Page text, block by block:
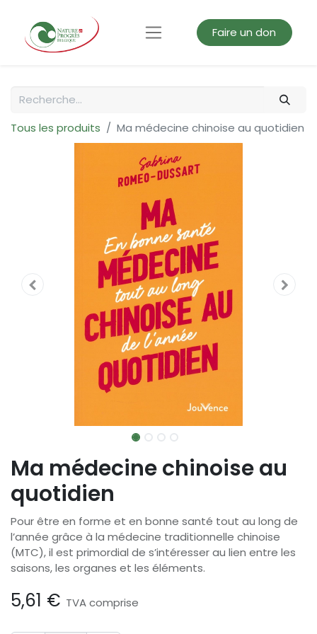
Faire un don
Tous les produits Ma médecine chinoise au quotidien
Ma médecine chinoise au
quotidien
Pour être en forme et en bonne santé tout au long de
l’année grâce à la médecine traditionnelle chinoise
(MTC), il est primordial de s’intéresser au lien entre les
saisons, les organes et les éléments.
5,61 € TVA comprise